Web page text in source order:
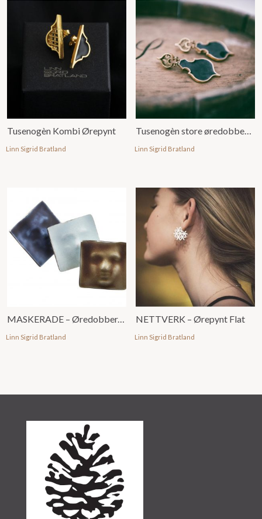
Tusenogèn Kombi Ørepynt
Linn Sigrid Bratland
Tusenogèn store øredobber med emalje
Linn Sigrid Bratland
MASKERADE – Øredobber, store
Linn Sigrid Bratland
NETTVERK – Ørepynt Flat
Linn Sigrid Bratland